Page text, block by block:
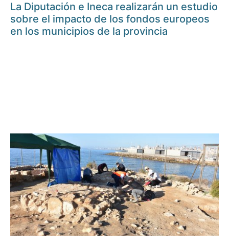
La Diputación e Ineca realizarán un estudio
sobre el impacto de los fondos europeos
en los municipios de la provincia